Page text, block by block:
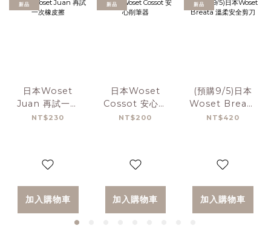
新品
日本Woset
Juan 再試一次
橡皮擦
NT$230
加入購物車
新品
日本Woset
Cossot 安心削
筆器
NT$200
加入購物車
新品
(預購9/5)日本
Woset Breata
溫柔安全剪刀
NT$420
加入購物車